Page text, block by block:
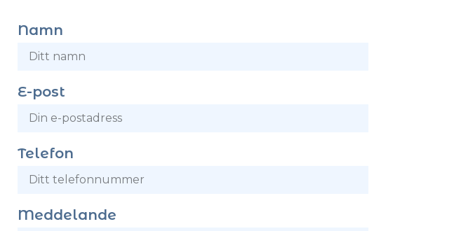
Namn
E-post
Telefon
Meddelande